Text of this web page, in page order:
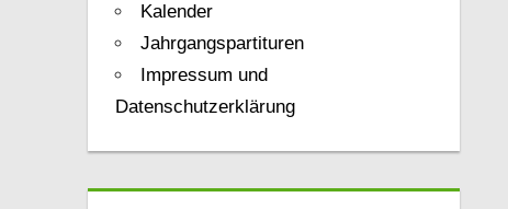
Kalender
Jahrgangspartituren
Impressum und
Datenschutzerklärung